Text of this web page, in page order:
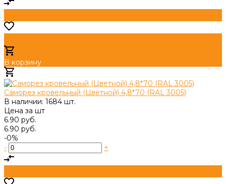
В корзину
Саморез кровельный (Цветной) 4,8*70 (RAL 3005)
В наличии: 1684 шт.
Цена за шт
6.90 руб.
6.90 руб.
-0%
-
+